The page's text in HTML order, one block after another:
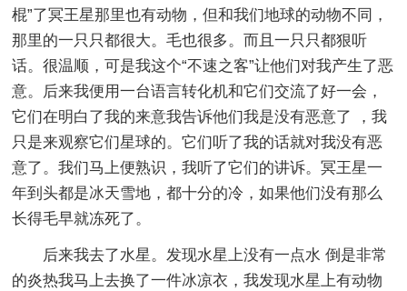
棍”了冥王星那里也有动物，但和我们地球的动物不同，
那里的一只只都很大。毛也很多。而且一只只都狠听
话。很温顺，可是我这个“不速之客”让他们对我产生了恶
意。后来我便用一台语言转化机和它们交流了好一会，
它们在明白了我的来意我告诉他们我是没有恶意了 ，我
只是来观察它们星球的。它们听了我的话就对我没有恶
意了。我们马上便熟识，我听了它们的讲诉。冥王星一
年到头都是冰天雪地，都十分的冷，如果他们没有那么
长得毛早就冻死了。
后来我去了水星。发现水星上没有一点水 倒是非常
的炎热我马上去换了一件冰凉衣，我发现水星上有动物